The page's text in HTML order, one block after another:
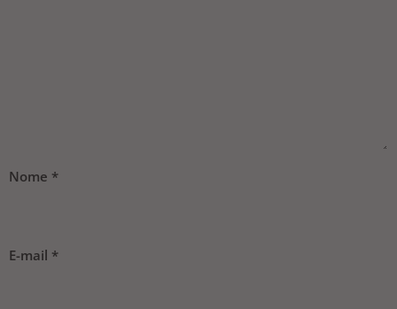
Nome *
E-mail *